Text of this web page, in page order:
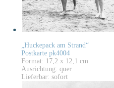
„Huckepack am Strand“
Postkarte pk4004
Format: 17,2 x 12,1 cm
Ausrichtung: quer
Lieferbar: sofort